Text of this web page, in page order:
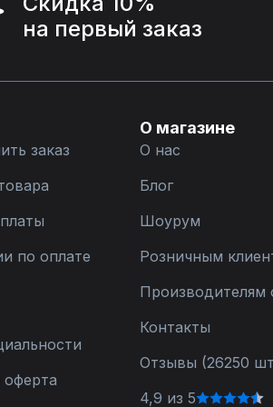
на первый заказ
заказ
по оплате
оферта
О магазине
О нас
Блог
Шоурум
Розничным
Контакты
Отзывы (26250
4,9 из 5